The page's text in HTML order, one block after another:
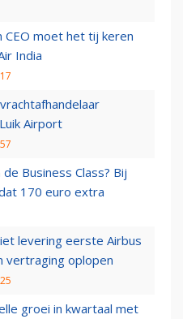
CEO moet het tij keren
India
Airport
Business Class? Bij
170 euro extra
levering eerste Airbus
vertraging oplopen
groei in kwartaal met